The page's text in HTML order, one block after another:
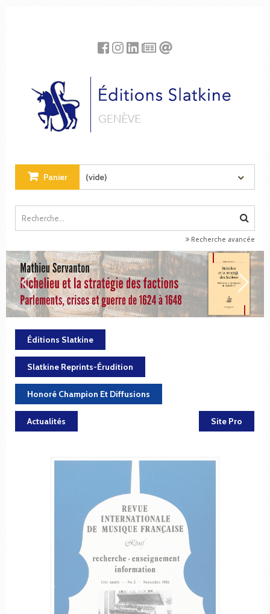
Panier (vide)
Recherche avancée
Éditions Slatkine
Slatkine Reprints-Érudition
Honoré Champion Et Diffusions
Actualités Site Pro